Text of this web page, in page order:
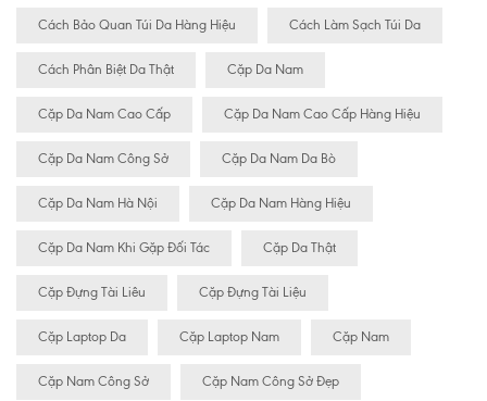
Cách Bảo Quan Túi Da Hàng Hiệu Cách Làm Sạch Túi Da
Cách Phân Biệt Da Thật Cặp Da Nam
Cặp Da Nam Cao Cấp Cặp Da Nam Cao Cấp Hàng Hiệu
Cặp Da Nam Công Sở Cặp Da Nam Da Bò
Cặp Da Nam Hà Nội Cặp Da Nam Hàng Hiệu
Cặp Da Nam Khi Gặp Đối Tác Cặp Da Thật
Cặp Đựng Tài Liêu Cặp Đựng Tài Liệu
Cặp Laptop Da Cặp Laptop Nam Cặp Nam
Cặp Nam Công Sở Cặp Nam Công Sở Đẹp